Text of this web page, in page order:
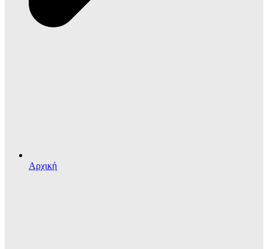
Αρχική